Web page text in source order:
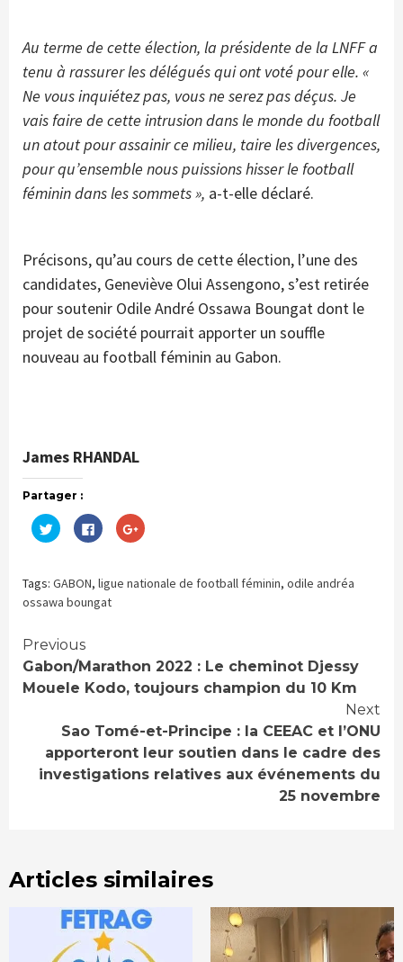
Au terme de cette élection, la présidente de la LNFF a
tenu à rassurer les délégués qui ont voté pour elle. «
Ne vous inquiétez pas, vous ne serez pas déçus. Je
vais faire de cette intrusion dans le monde du football
un atout pour assainir ce milieu, taire les divergences,
pour qu’ensemble nous puissions hisser le football
féminin dans les sommets », a-t-elle déclaré.
Précisons, qu’au cours de cette élection, l’une des
candidates, Geneviève Olui Assengono, s’est retirée
pour soutenir Odile André Ossawa Boungat dont le
projet de société pourrait apporter un souffle
nouveau au football féminin au Gabon.
James RHANDAL
Partager :
Cliquez
pour
partager
dans
une
nouvelle
fenêtre)
Cliquez
pour
partager
dans
une
nouvelle
fenêtre)
Cliquez
pour
(ouvre
dans
Tags: GABON, ligue nationale de football féminin, odile andréa
ossawa boungat
Continue
Reading
Previous
Gabon/Marathon 2022 : Le cheminot Djessy
Mouele Kodo, toujours champion du 10 Km
Next
Sao Tomé-et-Principe : la CEEAC et l’ONU
apporteront leur soutien dans le cadre des
investigations relatives aux événements du
25 novembre
Articles similaires